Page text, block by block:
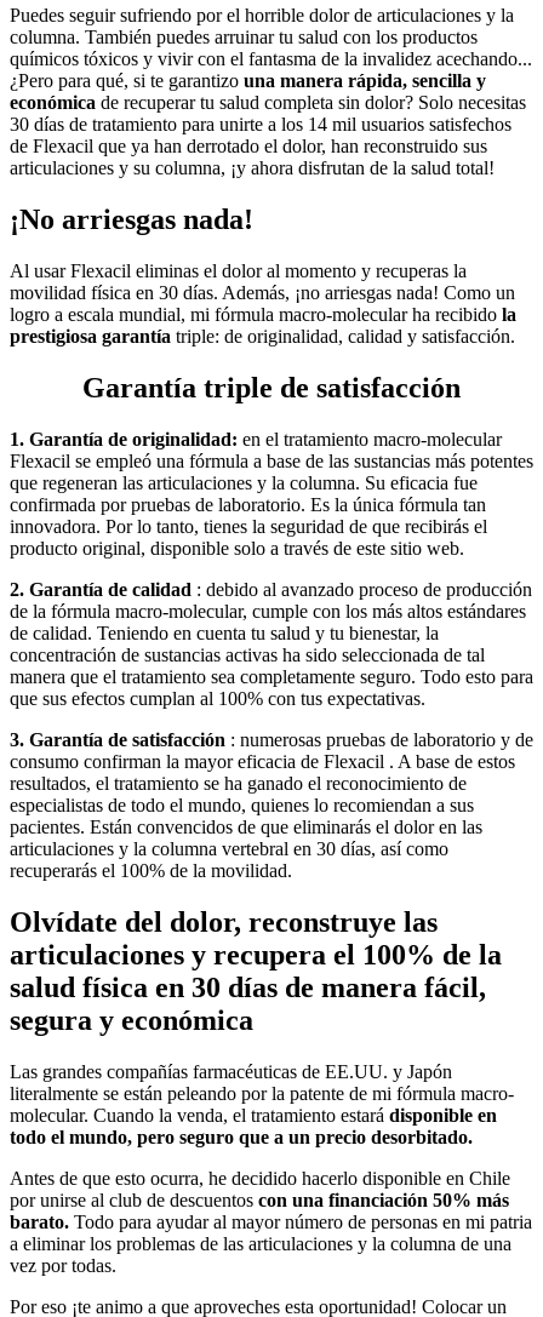
Puedes seguir sufriendo por el horrible dolor de articulaciones y la
columna. También puedes arruinar tu salud con los productos
químicos tóxicos y vivir con el fantasma de la invalidez acechando...
¿Pero para qué, si te garantizo una manera rápida, sencilla y
económica de recuperar tu salud completa sin dolor? Solo necesitas
30 días de tratamiento para unirte a los 14 mil usuarios satisfechos
de Flexacil que ya han derrotado el dolor, han reconstruido sus
articulaciones y su columna, ¡y ahora disfrutan de la salud total!
¡No arriesgas nada!
Al usarFlexacil eliminas el dolor al momento y recuperas la
movilidad física en 30 días. Además, ¡no arriesgas nada! Como un
logro a escala mundial, mi fórmula macro-molecular ha recibido la
prestigiosa garantía triple: de originalidad, calidad y satisfacción.
Garantía triple de satisfacción
1. Garantía de originalidad: en el tratamiento macro-molecular
Flexacil se empleó una fórmula a base de las sustancias más potentes
que regeneran las articulaciones y la columna. Su eficacia fue
confirmada por pruebas de laboratorio. Es la única fórmula tan
innovadora. Por lo tanto, tienes la seguridad de que recibirás el
producto original, disponible solo a través de este sitio web.
2. Garantía de calidad : debido al avanzado proceso de producción
de la fórmula macro-molecular, cumple con los más altos estándares
de calidad. Teniendo en cuenta tu salud y tu bienestar, la
concentración de sustancias activas ha sido seleccionada de tal
manera que el tratamiento sea completamente seguro. Todo esto para
que sus efectos cumplan al 100% con tus expectativas.
3. Garantía de satisfacción : numerosas pruebas de laboratorio y de
consumo confirman la mayor eficacia de Flexacil . A base de estos
resultados, el tratamiento se ha ganado el reconocimiento de
especialistas de todo el mundo, quienes lo recomiendan a sus
pacientes. Están convencidos de que eliminarás el dolor en las
articulaciones y la columna vertebral en 30 días, así como
recuperarás el 100% de la movilidad.
Olvídate del dolor, reconstruye las
articulaciones y recupera el 100% de la
salud física en 30 días de manera fácil,
segura y económica
Las grandes compañías farmacéuticas de EE.UU. y Japón
literalmente se están peleando por la patente de mi fórmula macro-
molecular. Cuando la venda, el tratamiento estará disponible en
todo el mundo, pero seguro que a un precio desorbitado.
Antes de que esto ocurra, he decidido hacerlo disponible en Chile
por unirse al club de descuentos con una financiación 50% más
barato. Todo para ayudar al mayor número de personas en mi patria
a eliminar los problemas de las articulaciones y la columna de una
vez por todas.
Por eso ¡te animo a que aproveches esta oportunidad! Colocar un